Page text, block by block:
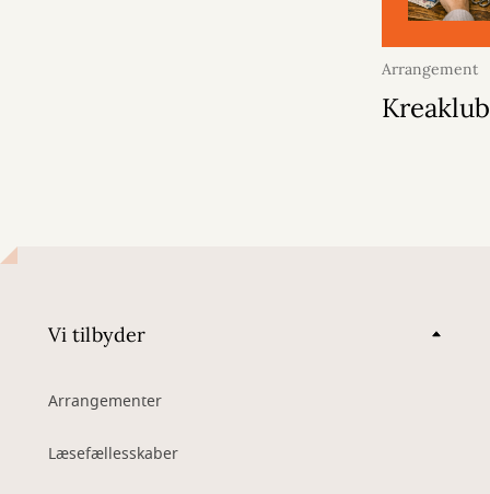
Arrangement
2026
Vi tilbyder
Arrangementer
Læsefællesskaber